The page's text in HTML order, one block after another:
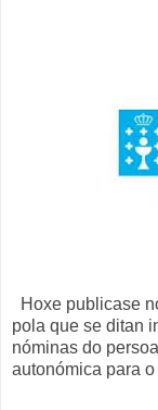
Hoxe publicase
pola que se ditan
nóminas do
autonómica para